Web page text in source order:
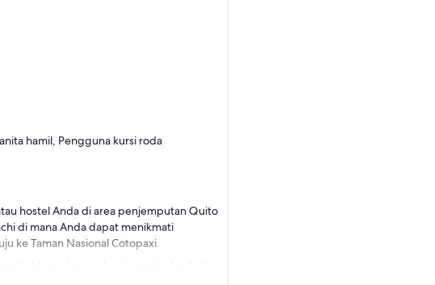
hamil, Pengguna kursi roda
hostel Anda di area penjemputan Quito
di mana Anda dapat menikmati
ke Taman Nasional Cotopaxi.
danau glasial yang terletak di